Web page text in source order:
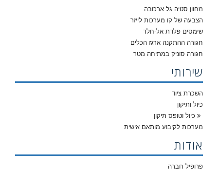
מחוון סטיה גל ארכובה
הצבעה של קו מערכות לייזר
שימסים פלדת אל-חלד
חגורה ההתקנה ארגז הכלים
חגורה סוניק במתיחה מטר
שירותי
השכרת ציוד
כיול ותיקון
כיול וטופס תיקון
מערכות לקיבוע מותאם אישית
אודות
פרופיל חברה